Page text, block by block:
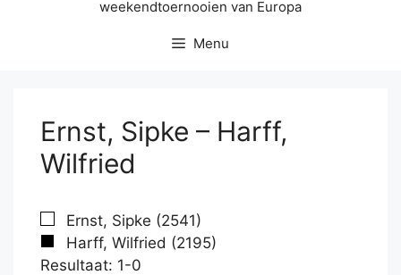
weekendtoernooien van Europa
Menu
Ernst, Sipke – Harff,
Wilfried
Ernst, Sipke (2541)
Harff, Wilfried (2195)
Resultaat: 1-0